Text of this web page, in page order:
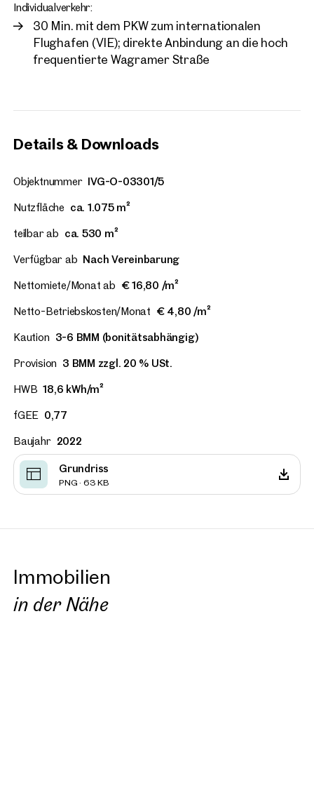
Individualverkehr:
30 Min. mit dem PKW zum internationalen
Flughafen (VIE); direkte Anbindung an die hoch
frequentierte Wagramer Straße
Details & Downloads
Objektnummer IVG-O-03301/5
Nutzfläche ca. 1.075 m²
teilbar ab ca. 530 m²
Verfügbar ab Nach Vereinbarung
Nettomiete/Monat ab € 16,80 /m²
Netto-Betriebskosten/Monat € 4,80 /m²
Kaution 3-6 BMM (bonitätsabhängig)
Provision 3 BMM zzgl. 20 % USt.
HWB 18,6 kWh/m²
fGEE 0,77
Baujahr 2022
Grundriss
PNG · 63 KB
Immobilien
in der Nähe